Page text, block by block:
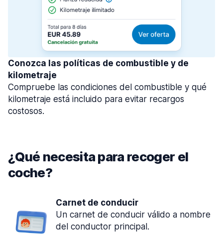
Conozca las políticas de combustible y de
kilometraje
Compruebe las condiciones del combustible y qué
kilometraje está incluido para evitar recargos
costosos.
¿Qué necesita para recoger el
coche?
Carnet de conducir
Un carnet de conducir válido a nombre
del conductor principal.